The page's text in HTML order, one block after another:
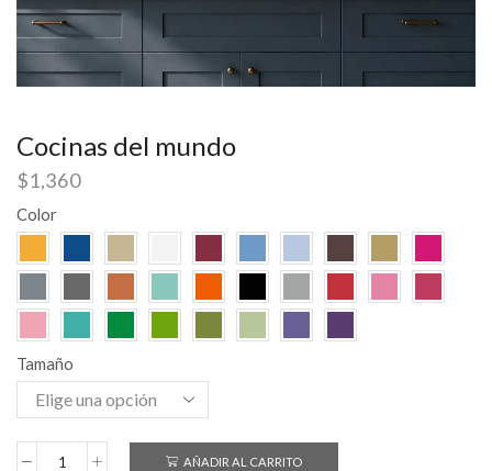
Cocinas del mundo
$1,360
Color
Tamaño
AÑADIR AL CARRITO